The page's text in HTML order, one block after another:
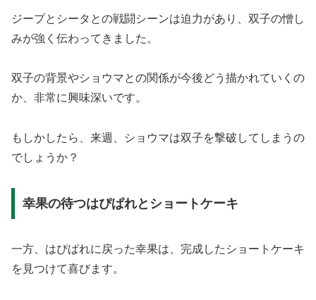
ジープとシータとの戦闘シーンは迫力があり、双子の憎し
みが強く伝わってきました。
双子の背景やショウマとの関係が今後どう描かれていくの
か、非常に興味深いです。
もしかしたら、来週、ショウマは双子を撃破してしまうの
でしょうか？
幸果の待つはぴぱれとショートケーキ
一方、はぴぱれに戻った幸果は、完成したショートケーキ
を見つけて喜びます。